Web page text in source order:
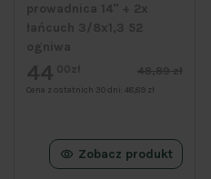
prowadnica 14" + 2x
łańcuch 3/8x1,3 52
ogniwa
44 00zł 48,89 zł
Cena z ostatnich 30 dni: 48,89 zł
Zobacz produkt